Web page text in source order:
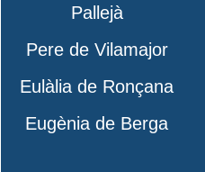
Pallejà
Pere de Vilamajor
Eulàlia de Ronçana
Eugènia de Berga